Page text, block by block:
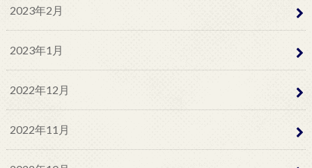
2023年2月
2023年1月
2022年12月
2022年11月